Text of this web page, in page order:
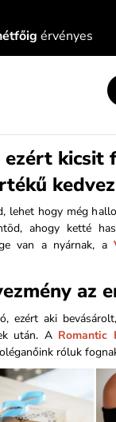
érvényes
ezért
lehet hogy még
ahogy ketté
van a nyárnak, a
az
ezért aki
után. A Romantic
róluk